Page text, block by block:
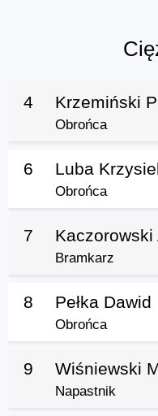
4 Krzemiński
Obrońca
6 Luba
Obrońca
7 Kaczorowski
Bramkarz
8 Pełka Dawid
Obrońca
9 Wiśniewski
Napastnik